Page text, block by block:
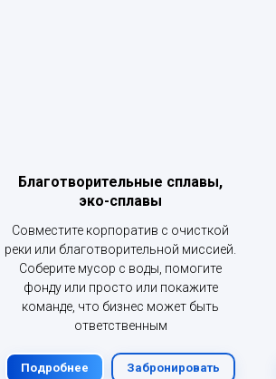
Благотворительные сплавы,
эко-сплавы
Совместите корпоратив с очисткой
реки или благотворительной миссией.
Соберите мусор с воды, помогите
фонду или просто или покажите
команде, что бизнес может быть
ответственным
Подробнее Забронировать